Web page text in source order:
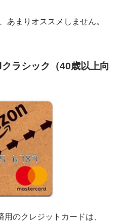
あまりオススメしません。
ラシック（40歳以上向
のクレジットカードは、